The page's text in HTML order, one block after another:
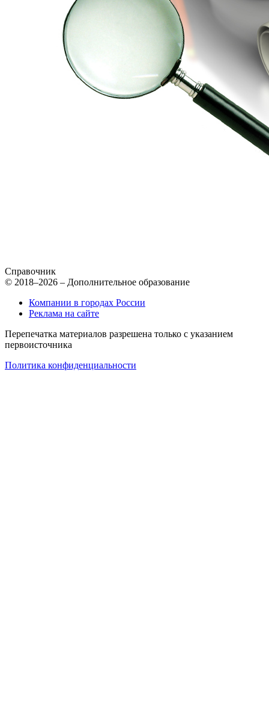
Справочник
© 2018–2026 – Дополнительное образование
Компании в городах России
Реклама на сайте
Перепечатка материалов разрешена только с указанием
первоисточника
Политика конфиденциальности